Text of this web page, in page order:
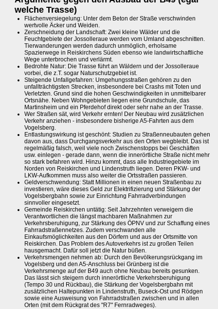
welche Trasse)
Flächenversiegelung: Unter dem Beton der Straße verschwinden
wertvolle Äcker und Weiden.
Zerschneidung der Landschaft: Zwei kleine Wälder und die
Feuchtgebiete der Jossolleraue werden vom Umland abgeschnitten.
Tierwanderungen werden dadurch unmöglich, erholsame
Spazierwege in Reiskirchens Süden ebenso wie landwirtschaftliche
Wege unterbrochen und verlärmt.
Bedrohte Natur: Die Trasse führt an Wäldern und der Jossolleraue
vorbei, die z.T. sogar Naturschutzgebiet ist.
Steigende Unfallgefahren: Umgehungsstraßen gehören zu den
unfallträchtigsten Strecken, insbesondere bei Crashs mit Toten und
Verletzten. Grund sind die hohen Geschwindigkeiten in unmittelbarer
Ortsnähe. Neben Wohngebieten liegen eine Grundschule, das
Martinsheim und ein Pferdehof direkt oder sehr nahe an der Trasse.
Wer Straßen sät, wird Verkehr ernten! Der Neubau wird zusätzlichen
Verkehr anziehen - insbesondere bisherige A5-Fahrten aus dem
Vogelsberg.
Entlastungswirkung ist geschönt: Studien zu Straßenneubauten gehen
davon aus, dass Durchgangsverkehr aus den Orten wegbleibt. Das ist
regelmäßig falsch, weil viele noch Zwischenstopps bei Geschäften
usw. einlegen - gerade dann, wenn die innerörtliche Straße nicht mehr
so stark befahren wird. Hinzu kommt, dass alle Industriegebiete im
Norden von Reiskirchen und Lindenstruth liegen. Deren PKW- und
LKW-Aufkommen muss also weiter die Ortsstraßen passieren.
Geldverschwendung: Statt Millionen in einen neuen Straßenbau zu
investieren, wäre dieses Geld zur Elektrifizierung und Stärkung der
Vogelsbergbahn sowie zur Einrichtung Fahrradverbindungen
sinnvoller eingesetzt.
Gemeinde Reiskirchen untätig: Seit Jahrzehnten verweigern die
Verantwortlichen die längst machbaren Maßnahmen zur
Verkehrsberuhigung, zur Stärkung des ÖPNV und zur Schaffung eines
Fahrradstraßennetzes. Zudem verschwanden alle
Einkaufsmöglichkeiten aus den Dörfern und aus der Ortsmitte von
Reiskirchen. Das Problem des Autoverkehrs ist zu großen Teilen
hausgemacht. Dafür soll jetzt die Natur büßen.
Verkehrsmengen nehmen ab: Durch den Bevölkerungsrückgang im
Vogelsberg und den A5-Anschluss bei Grünberg ist die
Verkehrsmenge auf der B49 auch ohne Neubau bereits gesunken.
Das lässt sich steigern durch innerörtliche Verkehrsberuhigung
(Tempo 30 und Rückbau), die Stärkung der Vogelsbergbahn mit
zusätzlichen Haltepunkten in Lindenstruth, Buseck-Ost und Rödgen
sowie eine Ausweisung von Fahrradstraßen zwischen und in allen
Orten (mit dem Rückgrat des "R7" Fernradweges).